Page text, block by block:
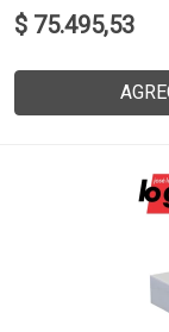
$ 75.495,53